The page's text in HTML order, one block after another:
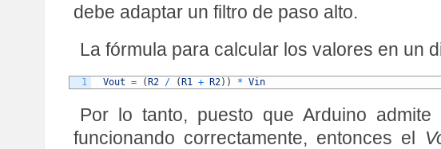
debe adaptar un filtro de paso alto.
La fórmula para calcular los valores en un
1 Vout = ( R2 / ( R1 + R2) ) * Vin
Por lo tanto, puesto que Arduino
funcionando correctamente, entonces el